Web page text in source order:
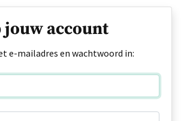
jouw account
e-mailadres en wachtwoord in: